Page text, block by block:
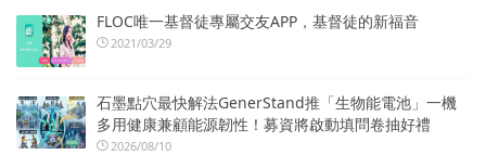
FLOC唯一基督徒專屬交友APP，基督徒的新福音
2021/03/29
石墨點穴最快解法GenerStand推「生物能電池」一機
多用健康兼顧能源韌性！募資將啟動填問卷抽好禮
2026/08/10